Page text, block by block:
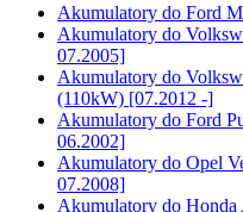
Akumulatory do Ford
Akumulatory do
07.2005]
Akumulatory do
(110kW) [07.2012 -]
Akumulatory do Ford
06.2002]
Akumulatory do Opel
07.2008]
Akumulatory do